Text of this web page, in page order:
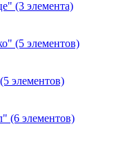
(3 элемента)
(5 элементов)
элементов)
(6 элементов)